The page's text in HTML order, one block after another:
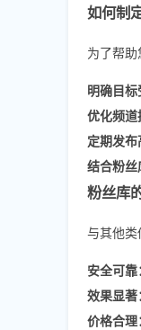
如何制
为了帮
明确目标
优化频道
定期发布
结合粉丝
粉丝库
与其他类
安全可靠：
效果显著：
价格合理：